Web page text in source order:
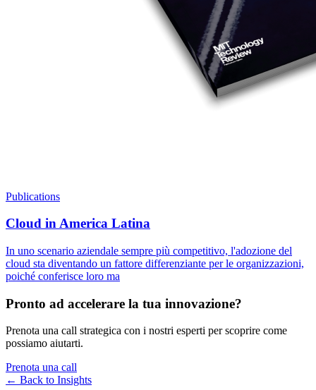
Publications
Cloud in America Latina
In uno scenario aziendale sempre più competitivo, l'adozione del
cloud sta diventando un fattore differenziante per le organizzazioni,
poiché conferisce loro ma
Pronto ad accelerare la tua innovazione?
Prenota una call strategica con i nostri esperti per scoprire come
possiamo aiutarti.
Prenota una call
← Back to Insights